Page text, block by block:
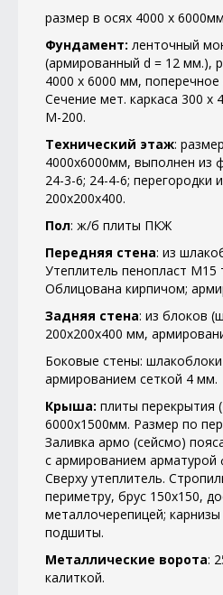
размер в осях 4000 х 6000мм
Фундамент: ленточный
(армированный d = 12 мм.),
4000 х 6000 мм, поперечное
Сечение мет. каркаса 300 х
М-200.
Технический этаж:
4000х6000мм, выполнен из
24-3-6; 24-4-6; перегородки
200х200х400.
Пол: ж/б плиты ПКЖ
Передняя стена: из
Утеплитель пенопласт М15
Облицована кирпичом;
Задняя стена: из блоков
200х200х400 мм,
Боковые стены:
армированием сеткой 4 мм.
Крыша: плиты перекрытия
6000х1500мм. Размер по
Заливка армо (сейсмо)
с армированием
Сверху утеплитель.
периметру, брус 150х150,
металлочерепицей;
подшиты.
Металлические ворота:
калиткой.